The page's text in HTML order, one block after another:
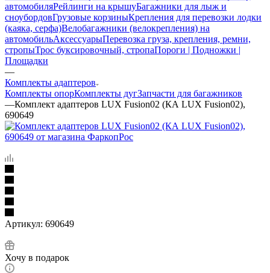
автомобиляРейлинги на крышуБагажники для лыж и
сноубордовГрузовые корзиныКрепления для перевозки лодки
(каяка, серфа)Велобагажники (велокрепления) на
автомобильАксессуарыПеревозка груза, крепления, ремни,
стропыТрос буксировочный, стропаПороги | Подножки |
Площадки
—
Комплекты адаптеров
Комплекты опорКомплекты дугЗапчасти для багажников
—Комплект адаптеров LUX Fusion02 (КА LUX Fusion02),
690649
Артикул: 690649
Хочу в подарок